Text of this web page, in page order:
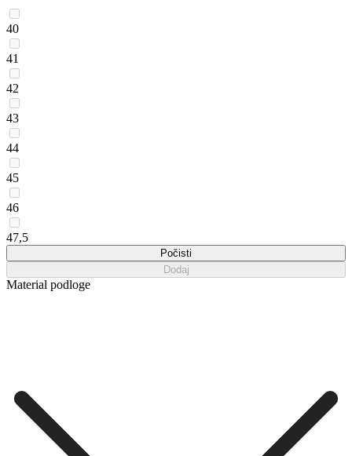
40
41
42
43
44
45
46
47,5
Počisti
Dodaj
Material podloge